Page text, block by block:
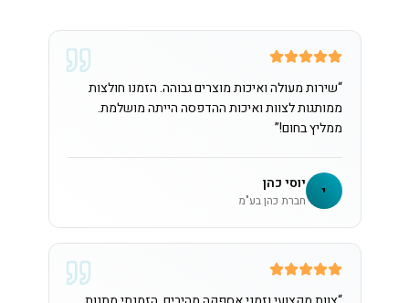
“שירות מעולה ואיכות מוצרים גבוהה. הזמנו חולצות
ממותגות לצוות ואיכות ההדפסה הייתה מושלמת.
ממליץ בחום!”
י יוסי כהן
חברת כהן בע"מ